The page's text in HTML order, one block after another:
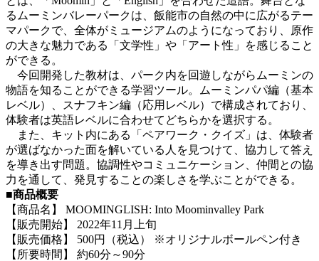
るムーミンバレーパークは、飯能市の自然の中に広がるテー
マパークで、全体がミュージアムのようになっており、原作
の大きな魅力である「文学性」や「アート性」を感じること
ができる。
今回開発した教材は、パーク内を回遊しながらムーミンの
物語を知ることができる学習ツール。ムーミンパパ編（基本
レベル）、スナフキン編（応用レベル）で構成されており、
体験者は英語レベルに合わせてどちらかを選択する。
また、キット内にある「ペアワーク・クイズ」は、体験者
が選ばなかった面を解いている人を見つけて、協力して答え
を導き出す問題。協調性やコミュニケーション、仲間との協
力を通して、発見することの楽しさを学ぶことができる。
■商品概要
【商品名】 MOOMINGLISH: Into Moominvalley Park
【販売開始】 2022年11月上旬
【販売価格】 500円（税込） ※オリジナルボールペン付き
【所要時間】 約60分～90分